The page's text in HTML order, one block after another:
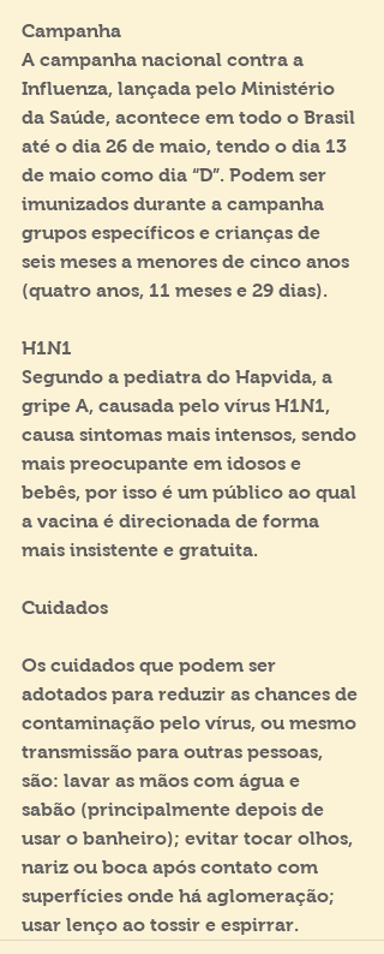
Campanha
A campanha nacional contra a
Influenza, lançada pelo Ministério
da Saúde, acontece em todo o Brasil
até o dia 26 de maio, tendo o dia 13
de maio como dia “D”. Podem ser
imunizados durante a campanha
grupos específicos e crianças de
seis meses a menores de cinco anos
(quatro anos, 11 meses e 29 dias).
H1N1
Segundo a pediatra do Hapvida, a
gripe A, causada pelo vírus H1N1,
causa sintomas mais intensos, sendo
mais preocupante em idosos e
bebês, por isso é um público ao qual
a vacina é direcionada de forma
mais insistente e gratuita.
Cuidados
Os cuidados que podem ser
adotados para reduzir as chances de
contaminação pelo vírus, ou mesmo
transmissão para outras pessoas,
são: lavar as mãos com água e
sabão (principalmente depois de
usar o banheiro); evitar tocar olhos,
nariz ou boca após contato com
superfícies onde há aglomeração;
usar lenço ao tossir e espirrar.